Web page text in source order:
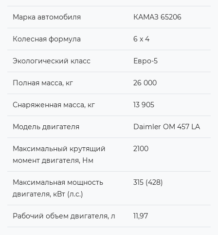
Марка автомобиля КАМАЗ 65206
Колесная формула 6 x 4
Экологический класс Евро-5
Полная масса, кг 26 000
Снаряженная масса, кг 13 905
Модель двигателя Daimler OM 457 LA
Максимальный крутящий
момент двигателя, Нм
2100
Максимальная мощность
двигателя, кВт (л.с.)
315 (428)
Рабочий объем двигателя, л 11,97